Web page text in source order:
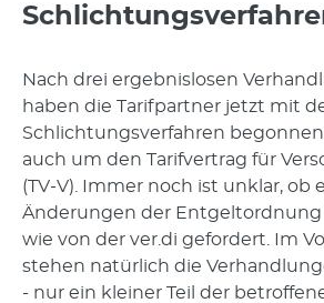
Nach drei ergebnislosen
haben die Tarifpartner jetzt mit
Schlichtungsverfahren
auch um den Tarifvertrag für
(TV-V). Immer noch ist unklar, ob
Änderungen der
wie von der ver.di gefordert. Im
stehen natürlich die
- nur ein kleiner Teil der